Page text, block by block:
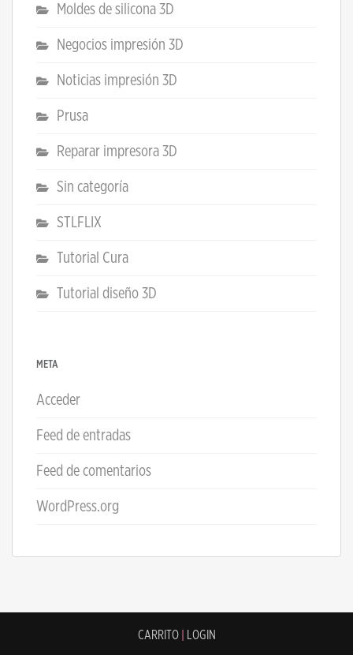
Moldes de silicona 3D
Negocios impresión 3D
Noticias impresión 3D
Prusa
Reparar impresora 3D
Sin categoría
STLFLIX
Tutorial Cura
Tutorial diseño 3D
META
Acceder
Feed de entradas
Feed de comentarios
WordPress.org
CARRITO| LOGIN